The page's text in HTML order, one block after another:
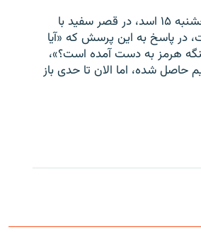
دونالد تامپ که روز پنجشنبه ۱۵ اسد، در قصر سفید با
در پاسخ به این پرسش که «آیا
هرمز به دست آمده است؟»،
شده، اما الان تا حدی باز